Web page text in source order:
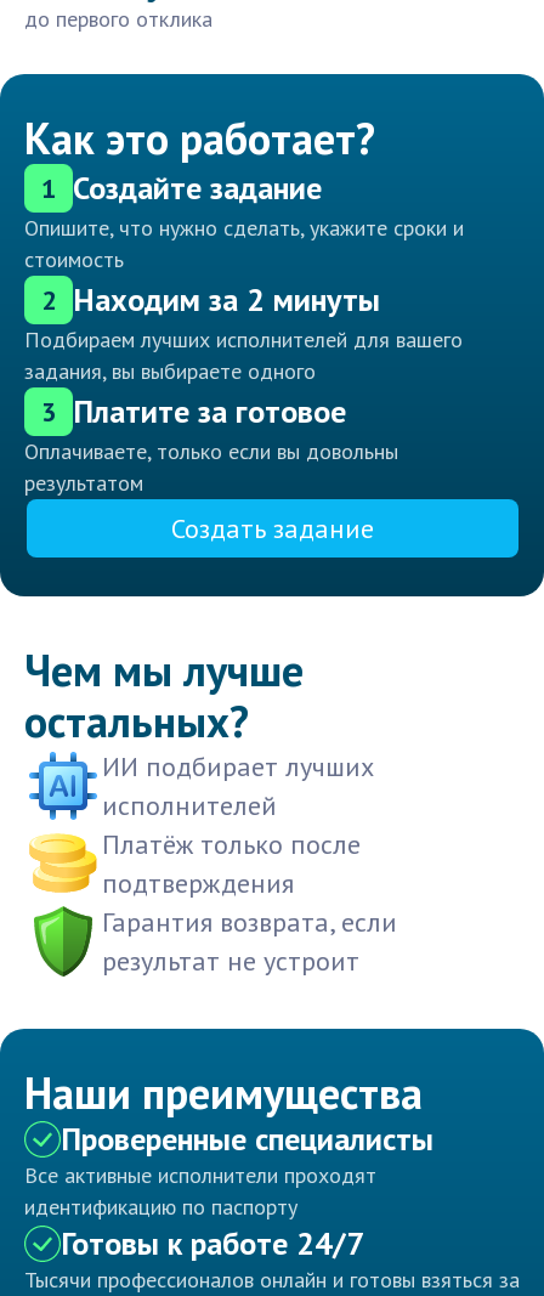
до первого отклика
Как это работает?
1 Создайте задание
Опишите, что нужно сделать, укажите сроки и
стоимость
2 Находим за 2 минуты
Подбираем лучших исполнителей для вашего
задания, вы выбираете одного
3 Платите за готовое
Оплачиваете, только если вы довольны
результатом
Создать задание
Чем мы лучше
остальных?
ИИ подбирает лучших
исполнителей
Платёж только после
подтверждения
Гарантия возврата, если
результат не устроит
Наши преимущества
Проверенные специалисты
Все активные исполнители проходят
идентификацию по паспорту
Готовы к работе 24/7
Тысячи профессионалов онлайн и готовы взяться за